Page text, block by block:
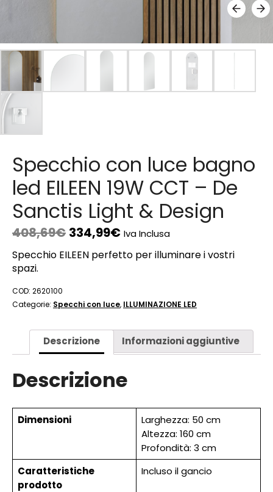
Specchio con luce bagno
led EILEEN 19W CCT – De
Sanctis Light & Design
408,69€ 334,99€ Iva Inclusa
Specchio EILEEN perfetto per illuminare i vostri
spazi.
COD: 2620100
Categorie: Specchi con luce, ILLUMINAZIONE LED
Descrizione Informazioni aggiuntive
Descrizione
Dimensioni
Larghezza: 50 cm
Altezza: 160 cm
Profondità: 3 cm
Caratteristiche
prodotto
Incluso il gancio